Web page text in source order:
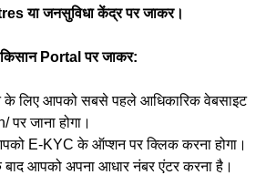
या जनसुविधा केंद्र पर जाकर।
Portal पर जाकर:
लिए आपको सबसे पहले आधिकारिक वेबसाइट
जाना होगा।
E-KYC के ऑप्शन पर क्लिक करना होगा।
आपको अपना आधार नंबर एंटर करना है।